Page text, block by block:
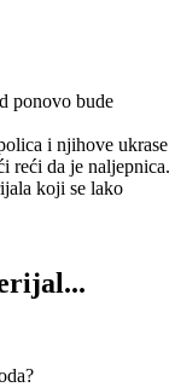
ponovo bude
i njihove ukrase
reći da je naljepnica.
koji se lako